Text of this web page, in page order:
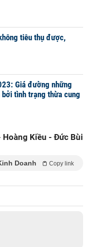
tiêu thụ được,
Giá đường những
tình trạng thừa cung
Hoàng Kiều - Đức Bùi
Doanh Copy link